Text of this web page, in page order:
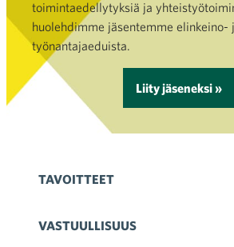
toimintaedellytyksiä ja
huolehdimme jäsentemme elinkeino-
työnantajaeduista.
Liity jäseneksi »
TAVOITTEET
VASTUULLISUUS